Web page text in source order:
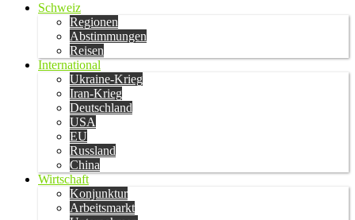
Schweiz
Regionen
Abstimmungen
Reisen
International
Ukraine-Krieg
Iran-Krieg
Deutschland
USA
EU
Russland
China
Wirtschaft
Konjunktur
Arbeitsmarkt